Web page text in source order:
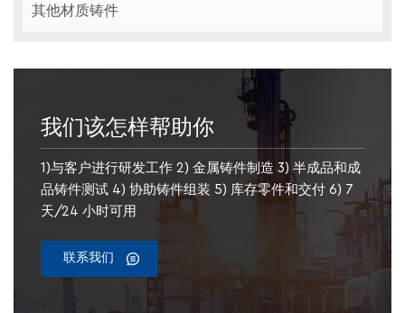
其他材质铸件
我们该怎样帮助你
1)与客户进行研发工作 2) 金属铸件制造 3) 半成品和成
品铸件测试 4) 协助铸件组装 5) 库存零件和交付 6) 7
天/24 小时可用
联系我们